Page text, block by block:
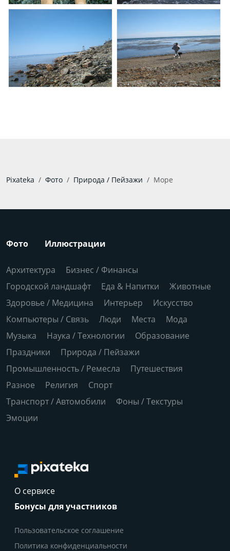
Pixateka Фото Природа / Пейзажи Море
Фото Иллюстрации
Архитектура
Бизнес / Финансы
Городской ландшафт
Еда & Напитки
Животные
Здоровье / Медицина
Интерьер
Искусство
Компьютеры / Связь
Люди Места
Мода
Музыка
Наука / Технологии
Образование
Праздники
Природа / Пейзажи
Промышленность / Ремесла
Путешествия
Разное
Религия
Спорт
Транспорт / Автомобили
Фоны / Текстуры
Эмоции
О сервисе
Бонусы для участников
Пользовательское соглашение
Политика конфиденциальности